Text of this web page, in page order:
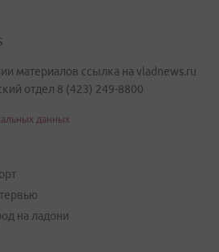
материалов ссылка на vladnews.ru
отдел 8 (423) 249-8800
данных
на ладони